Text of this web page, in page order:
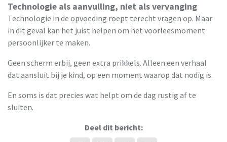
Technologie als aanvulling, niet als vervanging
Technologie in de opvoeding roept terecht vragen op. Maar
in dit geval kan het juist helpen om het voorleesmoment
persoonlijker te maken.
Geen scherm erbij, geen extra prikkels. Alleen een verhaal
dat aansluit bij je kind, op een moment waarop dat nodig is.
En soms is dat precies wat helpt om de dag rustig af te
sluiten.
Deel dit bericht: